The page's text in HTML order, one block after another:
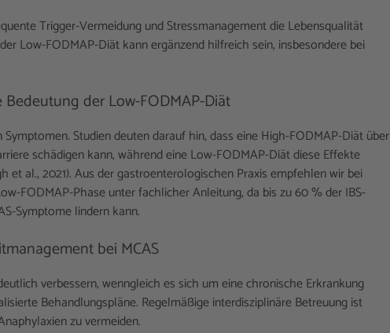
Trigger-Vermeidung und Stressmanagement die Lebensqualität
Low-FODMAP-Diät kann ergänzend hilfreich sein, insbesondere bei
Bedeutung der Low-FODMAP-Diät
Studien deuten darauf hin, dass eine High-FODMAP-Diät über
schädigen kann, während eine Low-FODMAP-Diät diese Effekte
et al., 2021). Aus der gastroenterologischen Praxis empfehlen wir bei
FODMAP-Phase unter fachlicher Anleitung, da bis zu 60 % der IBS-
Symptome lindern kann.
bei MCAS
verbessern, wenngleich es sich um eine chronische Erkrankung
Behandlungspläne. Regelmäßige interdisziplinäre Betreuung ist
zu vermeiden.